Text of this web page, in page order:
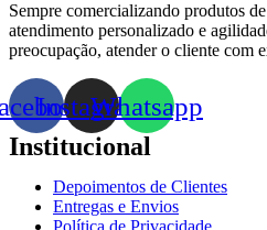
Sempre comercializando produtos
atendimento personalizado e
preocupação, atender o cliente com
InstagramWhatsapp
Institucional
Depoimentos de Clientes
Entregas e Envios
Política de Privacidade